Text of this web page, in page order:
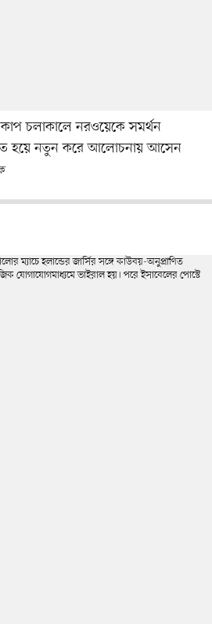
চলাকালে নরওয়েকে সমর্থন
হয়ে নতুন করে আলোচনায় আসেন